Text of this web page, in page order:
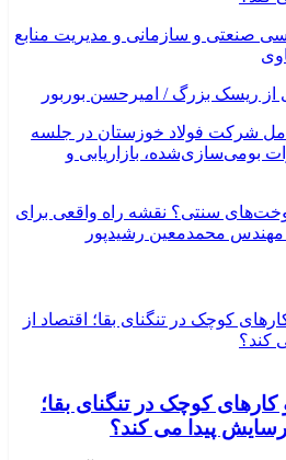
صنعتی و سازمانی و مدیریت منابع
از ریسک بزرگ / امیرحسن بوربور
شرکت فولاد خوزستان در جلسه
بومی‌سازی‌شده، بازاریابی و
سنتی؟ نقشه راه واقعی برای
محمدمعین رشیدپور
کوچک در تنگنای بقا؛
پیدا می کند؟